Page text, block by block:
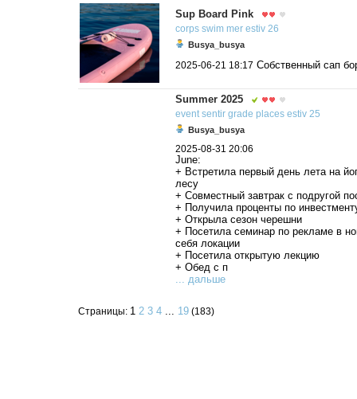
Sup Board Pink
corps swim mer estiv 26
Busya_busya
2025-06-21 18:17 Собственный сап
Summer 2025
event sentir grade places estiv 25
Busya_busya
2025-08-31 20:06
June:
+ Встретила первый день лета на
лесу
+ Совместный завтрак с подругой
+ Получила проценты по
+ Открыла сезон черешни
+ Посетила семинар по рекламе в
себя локации
+ Посетила открытую лекцию
+ Обед с п
... дальше
Страницы: 1 2 3 4 ... 19 (183)